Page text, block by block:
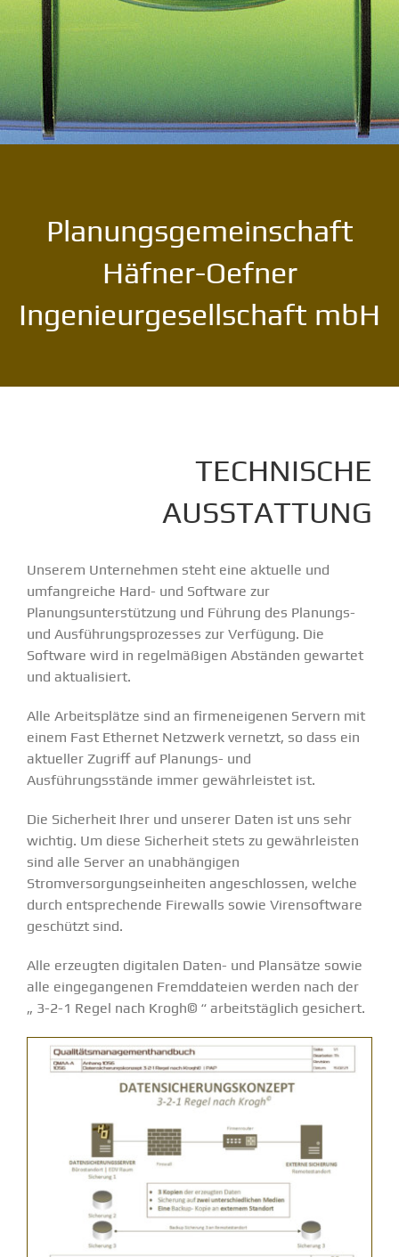
Planungsgemeinschaft
Häfner-Oefner
Ingenieurgesellschaft mbH
TECHNISCHE
AUSSTATTUNG
Unserem Unternehmen steht eine aktuelle und
umfangreiche Hard- und Software zur
Planungsunterstützung und Führung des Planungs-
und Ausführungsprozesses zur Verfügung. Die
Software wird in regelmäßigen Abständen gewartet
und aktualisiert.
Alle Arbeitsplätze sind an firmeneigenen Servern mit
einem Fast Ethernet Netzwerk vernetzt, so dass ein
aktueller Zugriff auf Planungs- und
Ausführungsstände immer gewährleistet ist.
Die Sicherheit Ihrer und unserer Daten ist uns sehr
wichtig. Um diese Sicherheit stets zu gewährleisten
sind alle Server an unabhängigen
Stromversorgungseinheiten angeschlossen, welche
durch entsprechende Firewalls sowie Virensoftware
geschützt sind.
Alle erzeugten digitalen Daten- und Plansätze sowie
alle eingegangenen Fremddateien werden nach der
„ 3-2-1 Regel nach Krogh© “ arbeitstäglich gesichert.